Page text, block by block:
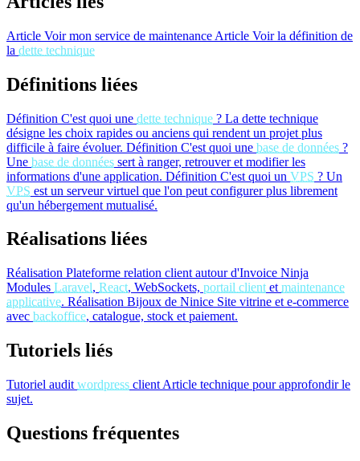
Article Voir mon service de maintenance Article Voir la définition de
la dette technique
Définitions liées
Définition C'est quoi une dette technique ? La dette technique
désigne les choix rapides ou anciens qui rendent un projet plus
difficile à faire évoluer. Définition C'est quoi une base de données ?
Une base de données sert à ranger, retrouver et modifier les
informations d'une application. Définition C'est quoi un VPS ? Un
VPS est un serveur virtuel que l'on peut configurer plus librement
qu'un hébergement mutualisé.
Réalisations liées
Réalisation Plateforme relation client autour d'Invoice Ninja
Modules Laravel, React, WebSockets, portail client et maintenance
applicative. Réalisation Bijoux de Ninice Site vitrine et e-commerce
avec backoffice, catalogue, stock et paiement.
Tutoriels liés
Tutoriel audit wordpress client Article technique pour approfondir le
sujet.
Questions fréquentes